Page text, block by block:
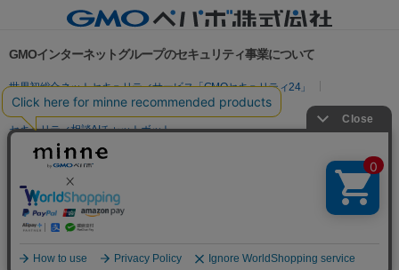
GMOインターネットグループのセキュリティ事業について
世界初総合ネットセキュリティサービス「GMOセキュリティ24」
パスワード漏洩診断
Webサイトリスク診断
セキュリティ相談AIチャットボット
実在証明・盗聴対策
サイバー攻撃対策（GMO Flatt Security）
セキュリティ事業の軌跡